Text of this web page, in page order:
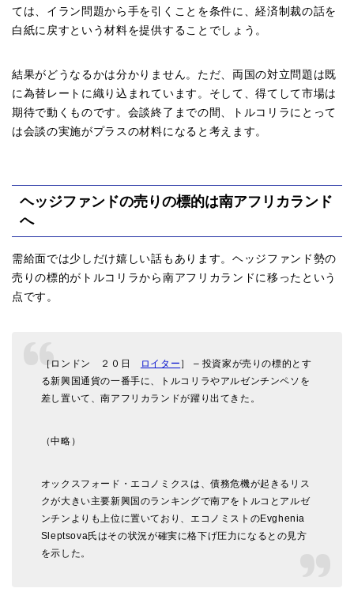
ては、イラン問題から手を引くことを条件に、経済制裁の話を
白紙に戻すという材料を提供することでしょう。
結果がどうなるかは分かりません。ただ、両国の対立問題は既
に為替レートに織り込まれています。そして、得てして市場は
期待で動くものです。会談終了までの間、トルコリラにとって
は会談の実施がプラスの材料になると考えます。
ヘッジファンドの売りの標的は南アフリカランド
へ
需給面では少しだけ嬉しい話もあります。ヘッジファンド勢の
売りの標的がトルコリラから南アフリカランドに移ったという
点です。
［ロンドン ２０日 ロイター ］ – 投資家が売りの標的とす
る新興国通貨の一番手に、トルコリラやアルゼンチンペソを
差し置いて、南アフリカランドが躍り出てきた。
（中略）
オックスフォード・エコノミクスは、債務危機が起きるリス
クが大きい主要新興国のランキングで南アをトルコとアルゼ
ンチンよりも上位に置いており、エコノミストのEvghenia
Sleptsova氏はその状況が確実に格下げ圧力になるとの見方
を示した。